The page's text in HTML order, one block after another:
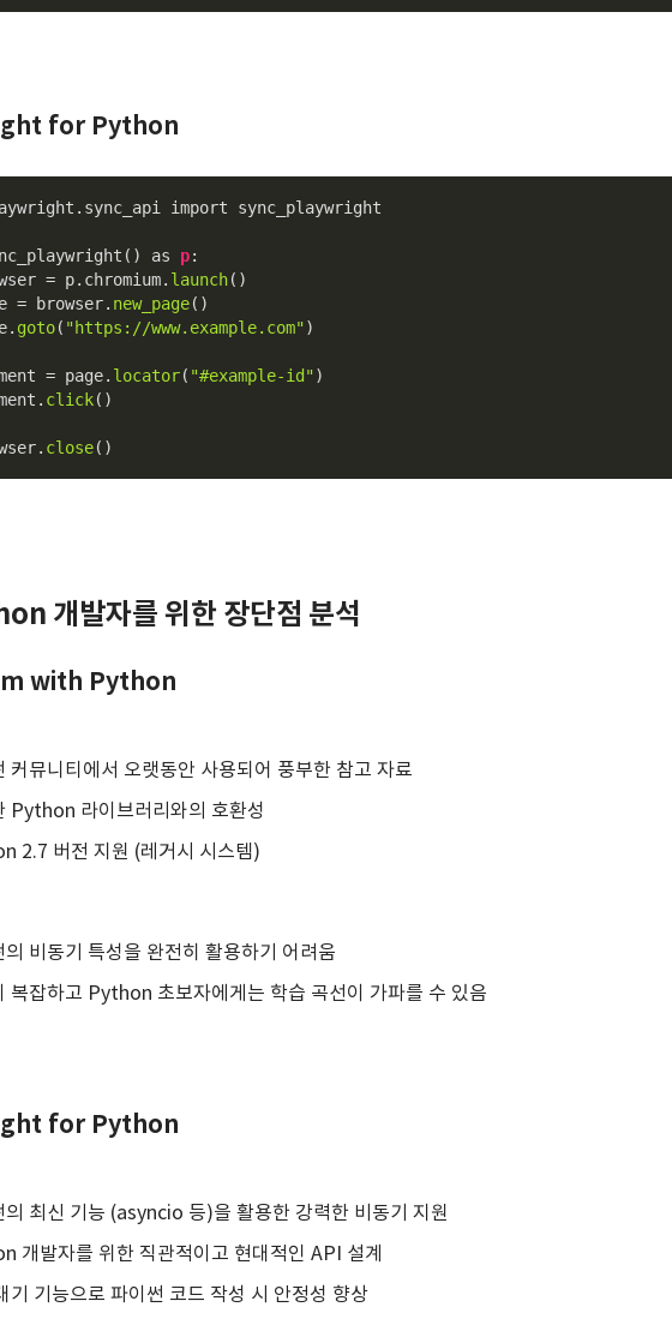
for Python
.sync_api import sync_playwright
as p:
= p.chromium.
launch()
= browser.
new_page()
goto( "https://www.example.com")
= page.
locator( "#example-id")
click()
close()
개발자를 위한 장단점 분석
with Python
커뮤니티에서 오랫동안 사용되어 풍부한 참고 자료
Python 라이브러리와의 호환성
2.7 버전 지원 (레거시 시스템)
의 비동기 특성을 완전히 활용하기 어려움
복잡하고 Python 초보자에게는 학습 곡선이 가파를 수 있음
for Python
의 최신 기능 (asyncio 등)을 활용한 강력한 비동기 지원
개발자를 위한 직관적이고 현대적인 API 설계
기 기능으로 파이썬 코드 작성 시 안정성 향상